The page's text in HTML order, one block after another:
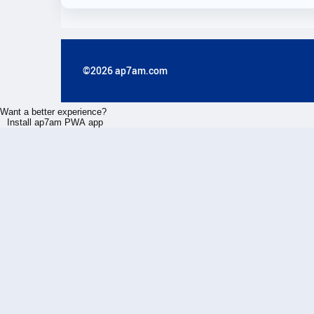
©2026 ap7am.com
Want a better experience?
Install ap7am PWA app